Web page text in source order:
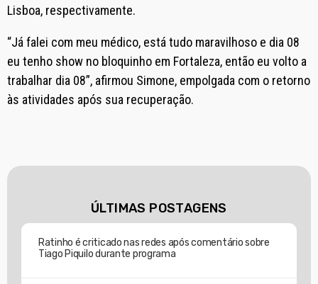
Lisboa, respectivamente.
“Já falei com meu médico, está tudo maravilhoso e dia 08
eu tenho show no bloquinho em Fortaleza, então eu volto a
trabalhar dia 08”, afirmou Simone, empolgada com o retorno
às atividades após sua recuperação.
ÚLTIMAS POSTAGENS
Ratinho é criticado nas redes após comentário sobre
Tiago Piquilo durante programa